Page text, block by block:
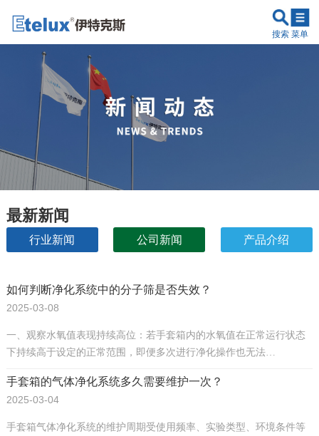
菜单
搜索
最新新闻
行业新闻 公司新闻 产品介绍
如何判断净化系统中的分子筛是否失效？
2025-03-08
一、观察水氧值表现持续高位：若手套箱内的水氧值在正常运行状态
下持续高于设定的正常范围，即便多次进行净化操作也无法…
手套箱的气体净化系统多久需要维护一次？
2025-03-04
手套箱气体净化系统的维护周期受使用频率、实验类型、环境条件等